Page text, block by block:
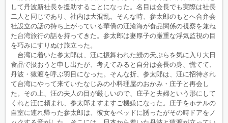
して丹波新社長を援助することになった。名目は会長でも実際は社長
二人と同じであり、社内は大混乱。そんな時、参太郎のもとへ合弁会
社設立の話の持ち上がっている華僑の汪滄海が食品関係の視察を兼ね
た台湾旅行の話を持ってきた。参太郎は妻厚子の厳重な浮気監視の目
を巧みにすりぬけ旅立った。
台湾に着いた参太郎は、汪に振舞われた鰻の天ぷらを気に入り大日
食品で扱おうと申し出たが、考えてみると自分は会長の身、慌てて、
丹波・猿渡を呼ぶ羽目になった。そんな折、参太郎は、汪に招待され
て台湾にやって来ていたなじみの小料理屋のおかみ・庄子と再会し
た。その上、汪の夫人の目が厳しいので、庄子と夫婦という形にして
くれと汪に頼まれ、参太郎ますますご機嫌になった。庄子をホテルの
自室に連れ帰った参太郎は、彼女をベッドに誘ったがその時ドアをノ